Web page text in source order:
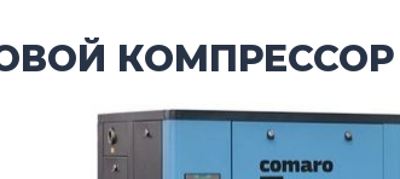
КОМПРЕССОР